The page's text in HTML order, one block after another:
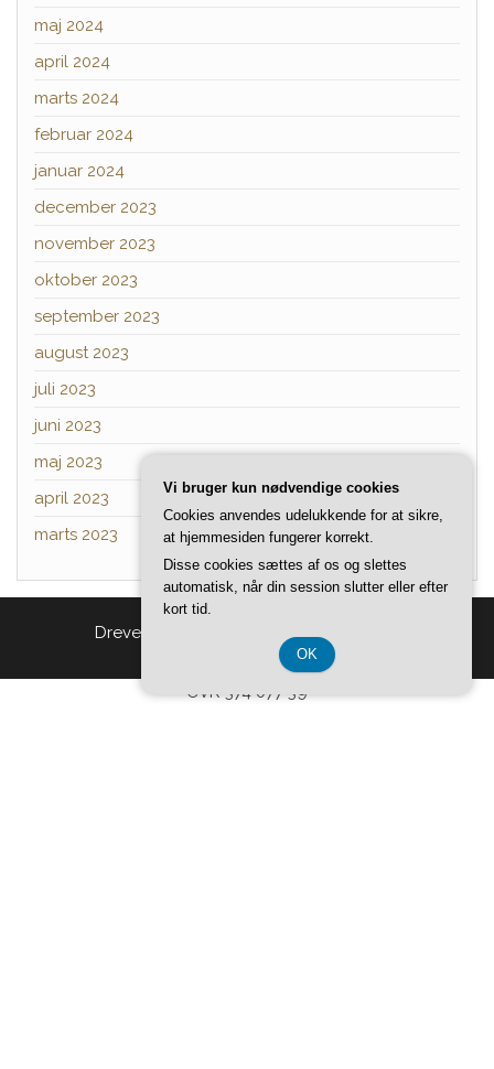
maj 2024
april 2024
marts 2024
februar 2024
januar 2024
december 2023
november 2023
oktober 2023
september 2023
august 2023
juli 2023
juni 2023
maj 2023
april 2023
marts 2023
Drevet af Tema:Head Blog
CVR 374 077 39
Vi bruger kun nødvendige cookies
Cookies anvendes udelukkende for at sikre,
at hjemmesiden fungerer korrekt.
Disse cookies sættes af os og slettes
automatisk, når din session slutter eller efter
kort tid.
OK